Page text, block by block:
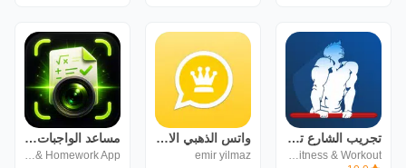
تجريب الشارع تمارين رياضية
Gym Fitness & Workout
واتس الذهبي الاصلي 2022
emir yilmaz
مساعد الواجبات والمذاكرة
Playtime & Homework App